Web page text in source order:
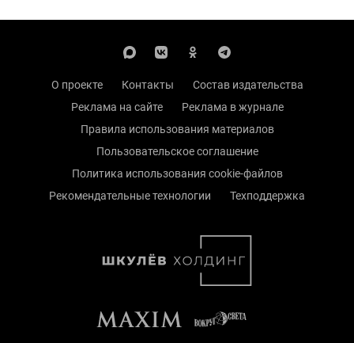
О проекте Контакты
Состав издательства
Реклама на сайте
Реклама в журнале
Правила использования материалов
Пользовательское соглашение
Политика использования cookie-файлов
Рекомендательные технологии
Техподдержка